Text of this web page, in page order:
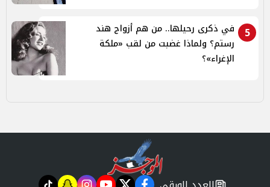
5
في ذكرى رحيلها.. من هم أزواج هند
رستم؟ ولماذا غضبت من لقب «ملكة
الإغراء»؟